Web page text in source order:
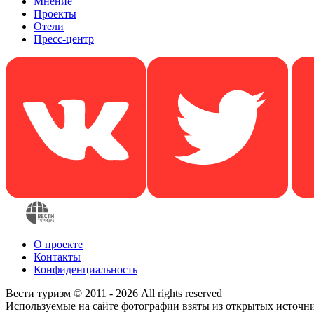
Проекты
Отели
Пресс-центр
О проекте
Контакты
Конфиденциальность
Вести туризм © 2011 - 2026 All rights reserved
Используемые на сайте фотографии взяты из открытых